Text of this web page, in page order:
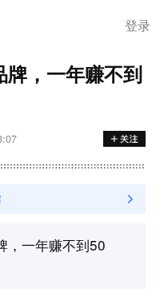
登录
牌，一年赚不到
，一年赚不到50